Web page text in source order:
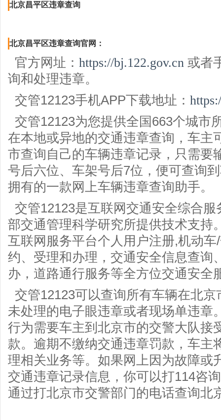
北京昌平区违章查询
北京昌平区违章查询官网：
官方网址： https://bj.122.gov.cn 或者
询和处理违章。
交管12123手机APP下载地址：
交管12123为您提供全国663个城市
在本地或异地的交通违章查询，车主
市查询自己的车辆违章记录，只需要
号后六位、车架号后7位，便可查询
拥有的一款网上车辆违章查询助手。
交管12123是互联网交通安全综合
部交通管理科学研究所提供技术支持
互联网服务平台个人用户注册,机动
约、受理和办理，交通安全信息查询
办，道路通行服务等全方位交通安全
交管12123可以查询所有车辆在北
未处理的电子眼违章或者现场单违章
行为需要车主到北京市的交警大队接
款。逾期不缴纳交通违章罚款，车主
理相关业务等。如果网上因为故障或
交通违章记录信息，你可以打114咨
通过打北京市交警部门的电话查询北